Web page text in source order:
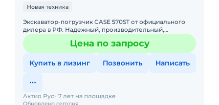
Новая техника
Экскаватор-погрузчик CASE 570ST от официального
дилера в РФ. Надежный, производительный,
экономичный! Доступна покупка в лизинг. Гарантия,
сервисное обслуживаЦена по запросу
Купить в лизинг Позвонить Написать
Обновлено сегодня
Актио Рус 7 лет на площадке